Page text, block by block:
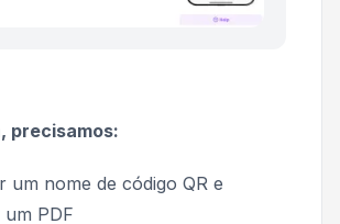
precisamos:
um nome de código QR e
PDF